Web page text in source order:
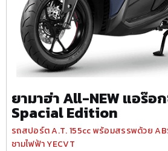
ยามาฮ่า All-NEW แอร๊อ
Spacial Edition
รถสปอร์ต A.T. 155cc พร้อมสรรพด้วย
ชามไฟฟ้า YECVT